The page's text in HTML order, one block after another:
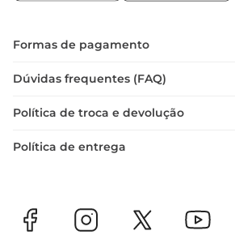
Volume: 750ml
Região: Dão, Portugal
O Vinho Por Cova do Frade
qualidade, com um perfil que
Formas de pagamento
Dúvidas frequentes (FAQ)
Política de troca e devolução
Política de entrega